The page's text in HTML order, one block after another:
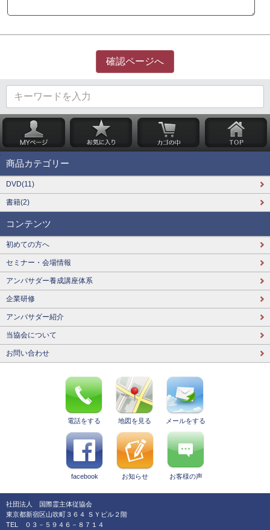
商品カテゴリー
DVD(11)
書籍(2)
コンテンツ
初めての方へ
セミナー・会場情報
アンバサダー養成講座体系
企業研修
アンバサダー紹介
当協会について
お問い合わせ
電話をする 地図を見る メールをする
facebook お知らせ お客様の声
社団法人 国際霊主体従協会
東京都新宿区山吹町３６４ ＳＹビル２階
TEL ０３－５９４６－８７１４